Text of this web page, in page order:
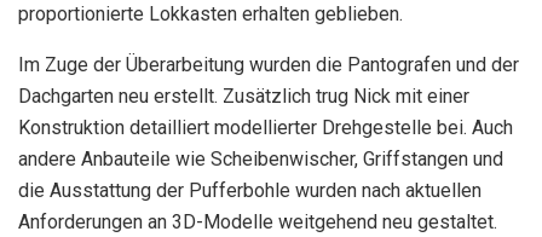
proportionierte Lokkasten erhalten geblieben.
Im Zuge der Überarbeitung wurden die Pantografen und der
Dachgarten neu erstellt. Zusätzlich trug Nick mit einer
Konstruktion detailliert modellierter Drehgestelle bei. Auch
andere Anbauteile wie Scheibenwischer, Griffstangen und
die Ausstattung der Pufferbohle wurden nach aktuellen
Anforderungen an 3D-Modelle weitgehend neu gestaltet.